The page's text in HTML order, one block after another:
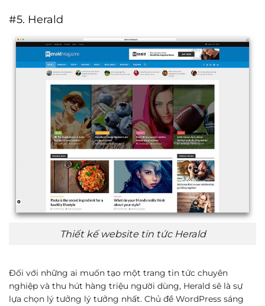
#5. Herald
Thiết kế website tin tức Herald
Đối với những ai muốn tạo một trang tin tức chuyên
nghiệp và thu hút hàng triệu người dùng, Herald sẽ là sự
lựa chọn lý tưởng lý tưởng nhất. Chủ đề WordPress sáng